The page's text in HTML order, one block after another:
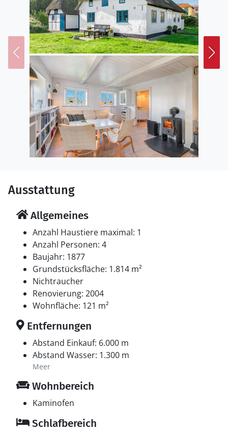
Ausstattung
Allgemeines
Anzahl Haustiere maximal: 1
Anzahl Personen: 4
Baujahr: 1877
Grundstücksfläche: 1.814 m²
Nichtraucher
Renovierung: 2004
Wohnfläche: 121 m²
Entfernungen
Abstand Einkauf: 6.000 m
Abstand Wasser: 1.300 m
Meer
Wohnbereich
Kaminofen
Schlafbereich